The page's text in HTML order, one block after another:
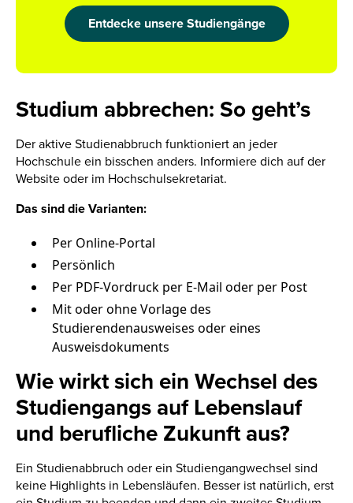
Entdecke unsere Studiengänge
Studium abbrechen: So geht’s
Der aktive Studienabbruch funktioniert an jeder
Hochschule ein bisschen anders. Informiere dich auf der
Website oder im Hochschulsekretariat.
Das sind die Varianten:
Per Online-Portal
Persönlich
Per PDF-Vordruck per E-Mail oder per Post
Mit oder ohne Vorlage des
Studierendenausweises oder eines
Ausweisdokuments
Wie wirkt sich ein Wechsel des
Studiengangs auf Lebenslauf
und berufliche Zukunft aus?
Ein Studienabbruch oder ein Studiengangwechsel sind
keine Highlights in Lebensläufen. Besser ist natürlich, erst